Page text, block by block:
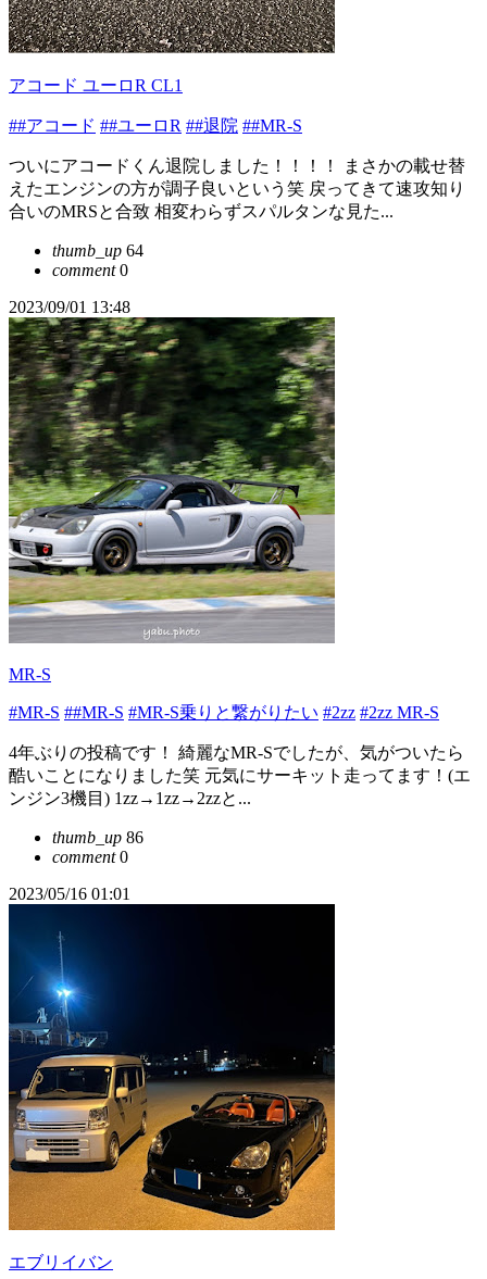
アコード ユーロR CL1
##アコード ##ユーロR ##退院 ##MR-S
ついにアコードくん退院しました！！！！ まさかの載せ替
えたエンジンの方が調子良いという笑 戻ってきて速攻知り
合いのMRSと合致 相変わらずスパルタンな見た...
thumb_up 64
comment0
2023/09/01 13:48
MR-S
#MR-S ##MR-S #MR-S乗りと繋がりたい #2zz #2zz MR-S
4年ぶりの投稿です！ 綺麗なMR-Sでしたが、気がついたら
酷いことになりました笑 元気にサーキット走ってます！(エ
ンジン3機目) 1zz→1zz→2zzと...
thumb_up 86
comment0
2023/05/16 01:01
エブリイバン